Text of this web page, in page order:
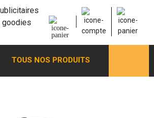
TOUS NOS PRODUITS